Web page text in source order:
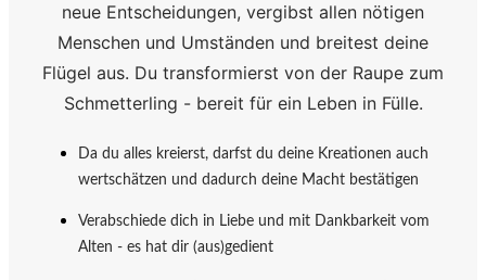
neue Entscheidungen, vergibst allen nötigen
Menschen und Umständen und breitest deine
Flügel aus. Du transformierst von der Raupe zum
Schmetterling - bereit für ein Leben in Fülle.
Da du alles kreierst, darfst du deine Kreationen auch
wertschätzen und dadurch deine Macht bestätigen
Verabschiede dich in Liebe und mit Dankbarkeit vom
Alten - es hat dir (aus)gedient